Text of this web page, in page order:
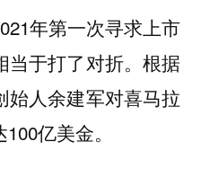
年第一次寻求上市
当于打了对折。根据
始人余建军对喜马拉
亿美金。